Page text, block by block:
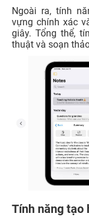
Ngoài ra, tính
vựng chính xác
giây. Tổng thể,
thuật và soạn
Tính năng tạo